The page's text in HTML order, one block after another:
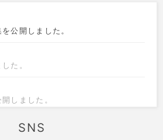
公開しました。
た。
しました。
ングを追加しました。
SNS